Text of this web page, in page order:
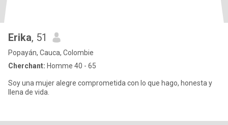
Erika, 51
Popayán, Cauca, Colombie
Cherchant: Homme 40 - 65
Soy una mujer alegre comprometida con lo que hago, honesta y
llena de vida.